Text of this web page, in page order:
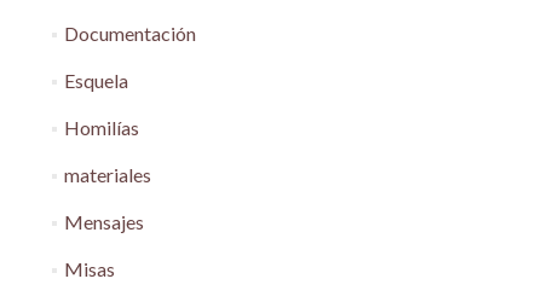
Documentación
Esquela
Homilías
materiales
Mensajes
Misas